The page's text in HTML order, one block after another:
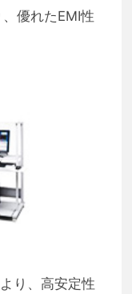
優れたEMI性
り、高安定性